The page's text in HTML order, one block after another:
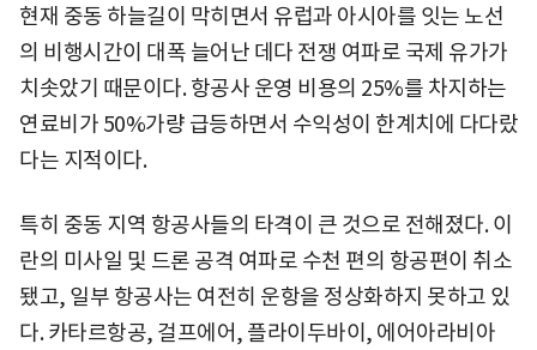
현재 중동 하늘길이 막히면서 유럽과 아시아를 잇는 노선
의 비행시간이 대폭 늘어난 데다 전쟁 여파로 국제 유가가
치솟았기 때문이다. 항공사 운영 비용의 25%를 차지하는
연료비가 50%가량 급등하면서 수익성이 한계치에 다다랐
다는 지적이다.
특히 중동 지역 항공사들의 타격이 큰 것으로 전해졌다. 이
란의 미사일 및 드론 공격 여파로 수천 편의 항공편이 취소
됐고, 일부 항공사는 여전히 운항을 정상화하지 못하고 있
다. 카타르항공, 걸프에어, 플라이두바이, 에어아라비아